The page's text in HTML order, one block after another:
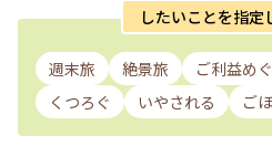
したいことを指定
週末旅 絶景旅 ご利益め
くつろぐ
いやされる ご